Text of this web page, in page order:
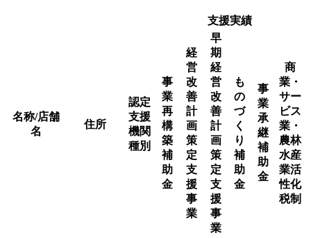
名称/店舗
名
住所
認定
支援
機関
種別
支援実績
事
業
再
構
築
補
助
金
経
営
改
善
計
画
策
定
支
援
事
業
早
期
経
営
改
善
計
画
策
定
支
援
事
業
も
の
づ
く
り
補
助
金
事
業
承
継
補
助
金
商
業・
サー
ビス
業・
農林
水産
業活
性化
税制